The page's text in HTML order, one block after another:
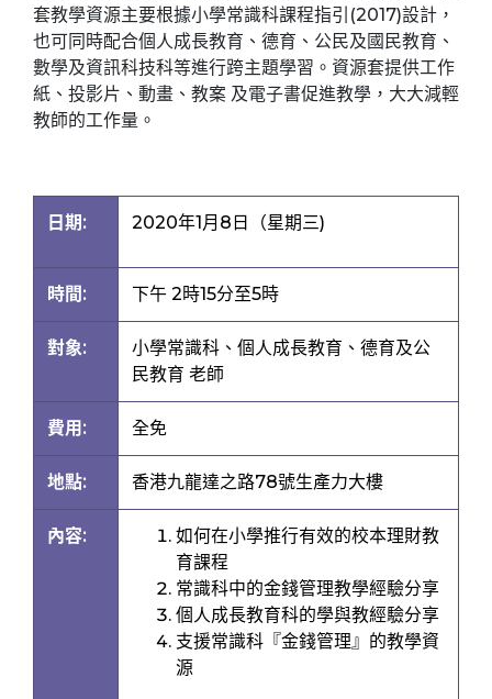
套教學資源主要根據小學常識科課程指引(2017)設計，
也可同時配合個人成長教育、德育、公民及國民教育、
數學及資訊科技科等進行跨主題學習。資源套提供工作
紙、投影片、動畫、教案 及電子書促進教學，大大減輕
教師的工作量。
日期: 2020年1月8日（星期三)
時間: 下午 2時15分至5時
對象:
小學常識科、個人成長教育、德育及公
民教育 老師
費用: 全免
地點: 香港九龍達之路78號生產力大樓
內容:
如何在小學推行有效的校本理財教
育課程
常識科中的金錢管理教學經驗分享
個人成長教育科的學與教經驗分享
支援常識科『金錢管理』的教學資
源